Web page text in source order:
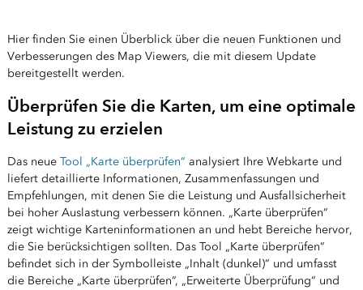
Hier finden Sie einen Überblick über die neuen Funktionen und
Verbesserungen des Map Viewers, die mit diesem Update
bereitgestellt werden.
Überprüfen Sie die Karten, um eine optimale
Leistung zu erzielen
Das neue Tool „Karte überprüfen“ analysiert Ihre Webkarte und
liefert detaillierte Informationen, Zusammenfassungen und
Empfehlungen, mit denen Sie die Leistung und Ausfallsicherheit
bei hoher Auslastung verbessern können. „Karte überprüfen“
zeigt wichtige Karteninformationen an und hebt Bereiche hervor,
die Sie berücksichtigen sollten. Das Tool „Karte überprüfen“
befindet sich in der Symbolleiste „Inhalt (dunkel)“ und umfasst
die Bereiche „Karte überprüfen“, „Erweiterte Überprüfung“ und